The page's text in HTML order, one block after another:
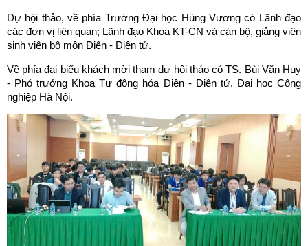
Dự hội thảo, về phía Trường Đại học Hùng Vương có Lãnh đạo
các đơn vị liên quan; Lãnh đạo Khoa KT-CN và cán bộ, giảng viên
sinh viên bộ môn Điện - Điện tử.
Về phía đại biểu khách mời tham dự hội thảo có TS. Bùi Văn Huy
- Phó trưởng Khoa Tự động hóa Điện - Điện tử, Đại học Công
nghiệp Hà Nội.